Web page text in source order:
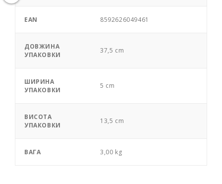
EAN 8592626049461
ДОВЖИНА
УПАКОВКИ
37,5 cm
ШИРИНА
УПАКОВКИ
5 cm
ВИСОТА
УПАКОВКИ
13,5 cm
ВАГА 3,00 kg